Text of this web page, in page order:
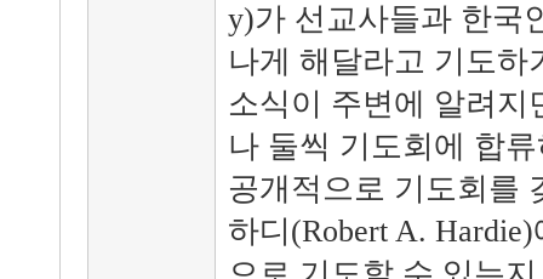
y)가 선교사들과 한국
나게 해달라고 기도하
소식이 주변에 알려지
나 둘씩 기도회에 합
공개적으로 기도회를
하디(Robert A.